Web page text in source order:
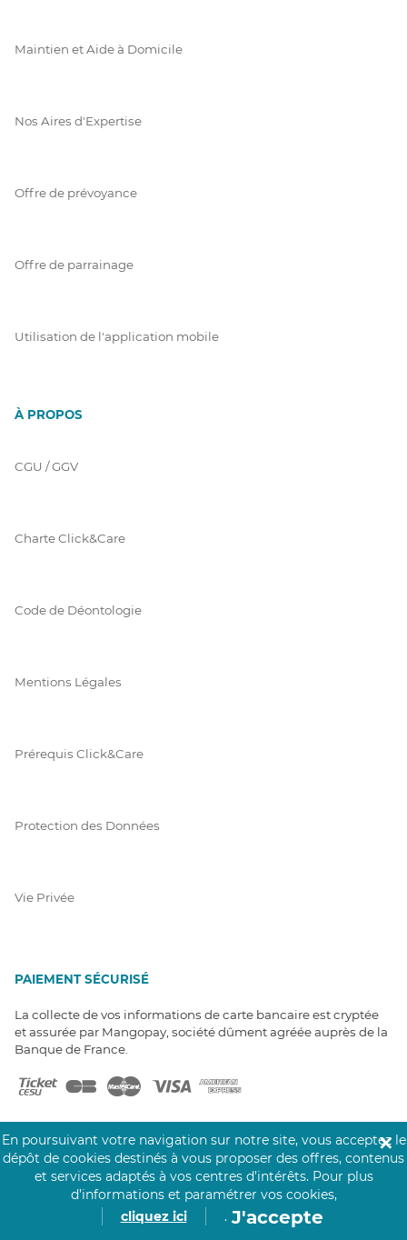
Maintien et Aide à Domicile
Nos Aires d'Expertise
Offre de prévoyance
Offre de parrainage
Utilisation de l'application mobile
À PROPOS
CGU / GGV
Charte Click&Care
Code de Déontologie
Mentions Légales
Prérequis Click&Care
Protection des Données
Vie Privée
PAIEMENT SÉCURISÉ
La collecte de vos informations de carte bancaire est cryptée
et assurée par Mangopay, société dûment agréée auprès de la
Banque de France.
NOS PARTENAIRES
Click&Care est soutenu par les Groupes
Caisse des Dépôts et MAIF.
En poursuivant votre navigation sur notre site, vous acceptez le
dépôt de cookies destinés à vous proposer des offres, contenus
et services adaptés à vos centres d’intérêts. Pour plus
d’informations et paramétrer vos cookies,
cliquez ici
. J'accepte
✕